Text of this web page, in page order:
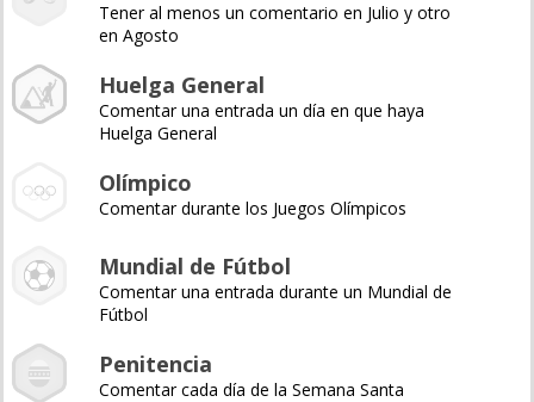
Tener al menos un comentario en Julio y otro
en Agosto
Huelga General
Comentar una entrada un día en que haya
Huelga General
Olímpico
Comentar durante los Juegos Olímpicos
Mundial de Fútbol
Comentar una entrada durante un Mundial de
Fútbol
Penitencia
Comentar cada día de la Semana Santa